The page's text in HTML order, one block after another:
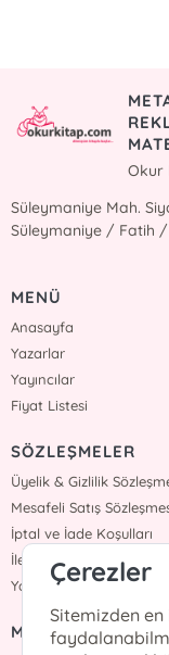
Okur
Süleymaniye Mah.
Süleymaniye / Fatih /
MENÜ
Anasayfa
Yazarlar
Yayıncılar
Fiyat Listesi
SÖZLEŞMELER
Üyelik & Gizlilik
Mesafeli Satış
İptal ve İade Koşulları
İletişim
Yardım
MÜŞTERİ
Çerezler
Sitemizden